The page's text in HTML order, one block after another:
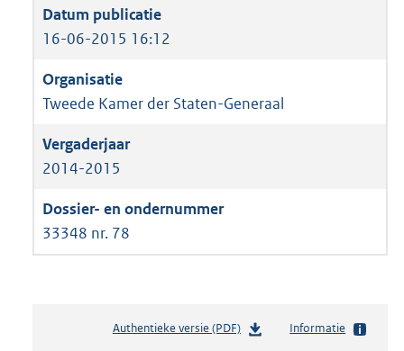
16-06-2015 16:12
Tweede Kamer der Staten-Generaal
2014-2015
33348 nr. 78
Authentieke versie (PDF)b
Informatie